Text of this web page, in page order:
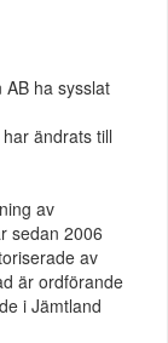
ha sysslat
ändrats till
av
sedan 2006
av
är ordförande
i Jämtland